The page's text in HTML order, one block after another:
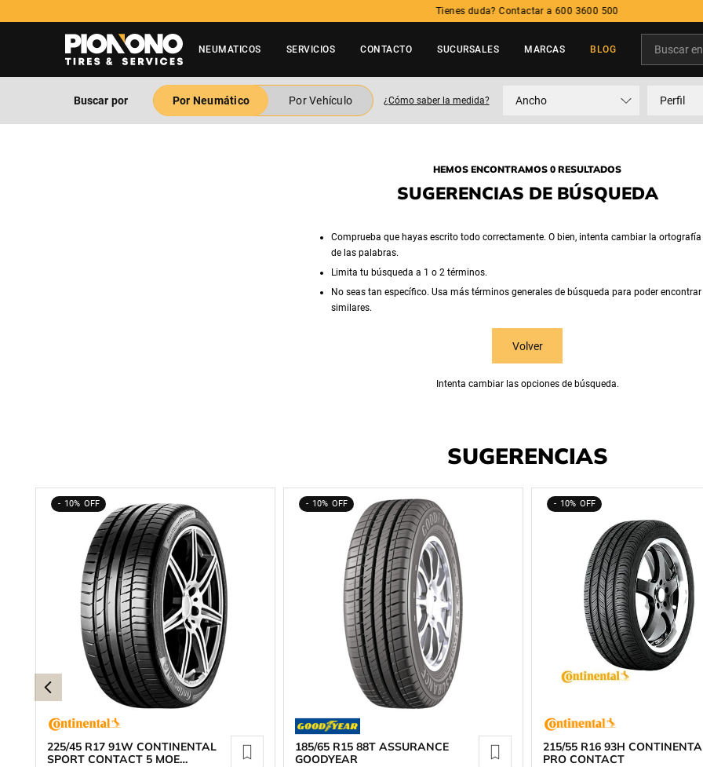
Tienes duda? Contactar a 600 3600 500
NEUMATICOS SERVICIOS CONTACTO SUCURSALES MARCAS BLOG
Buscar por Por Neumático Por Vehículo ¿Cómo saber la medida? Ancho Perfil
HEMOS ENCONTRAMOS 0 RESULTADOS
SUGERENCIAS DE BÚSQUEDA
Comprueba que hayas escrito todo correctamente. O bien, intenta cambiar la
de las palabras.
Limita tu búsqueda a 1 o 2 términos.
No seas tan específico. Usa más términos generales de búsqueda para poder
similares.
Volver
Intenta cambiar las opciones de búsqueda.
SUGERENCIAS
10%
225/45 R17 91W CONTINENTAL
SPORT CONTACT 5 MOE
10%
185/65 R15 88T ASSURANCE
GOODYEAR
10%
215/55 R16 93H
PRO CONTACT
TÉRMINOS MÁS BUSCADOS
. neumatico
195